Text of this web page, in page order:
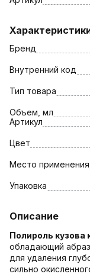
Бренд
Внутренний код
Тип товара
Объем, мл
Артикул
Цвет
Место применения
Упаковка
Описание
Полироль кузова
обладающий
для удаления
сильно